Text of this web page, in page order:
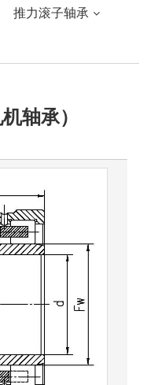
推力滚子轴承
轴承）